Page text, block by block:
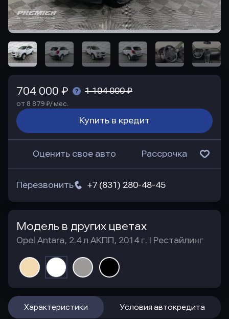
704 000 ₽ 1 104 000 ₽
от 8 879 ₽/ мес.
Купить в кредит
Оценить свое авто Рассрочка
+7 (831) 280-48-45
Перезвонить
Модель в других цветах
Opel Antara, 2.4 л АКПП, 2014 г. I Рестайлинг
Характеристики Условия автокредита